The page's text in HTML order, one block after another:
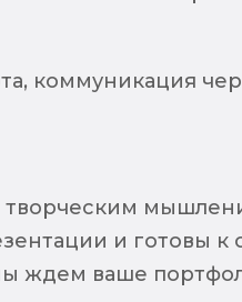
коммуникация
творческим
и готовы к
ждем ваше